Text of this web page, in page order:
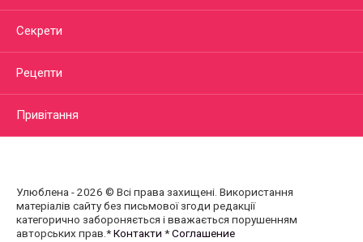
Секрети
Рецепти
Привітання
Улюблена - 2026 © Всі права захищені. Використання
матеріалів сайту без письмової згоди редакції
категорично забороняється і вважається порушенням
авторських прав.*Контакти *Соглашение